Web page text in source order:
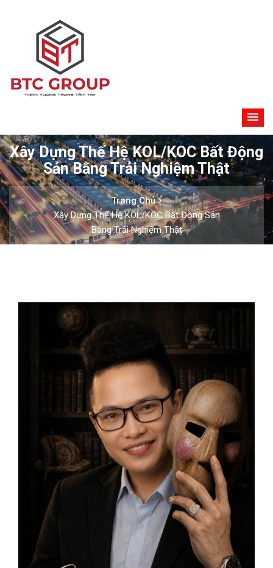
Xây Dựng Thế Hệ KOL/KOC Bất Động
Sản Bằng Trải Nghiệm Thật
Trang Chủ
Xây Dựng Thế Hệ KOL/KOC Bất Động Sản
Bằng Trải Nghiệm Thật